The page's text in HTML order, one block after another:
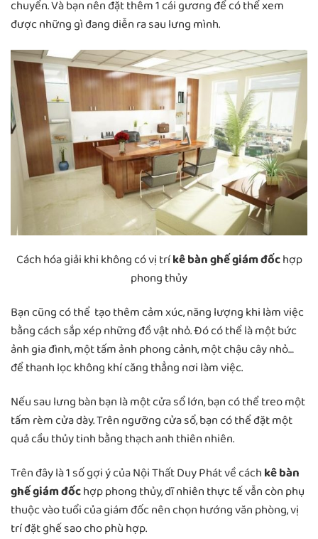
chuyển. Và bạn nên đặt thêm 1 cái gương để có thể xem
được những gì đang diễn ra sau lưng mình.
Cách hóa giải khi không có vị tríkê bàn ghế giám đốchợp
phong thủy
Bạn cũng có thể tạo thêm cảm xúc, năng lượng khi làm việc
bằng cách sắp xép những đồ vật nhỏ. Đó có thể là một bức
ảnh gia đình, một tấm ảnh phong cảnh, một chậu cây nhỏ…
để thanh lọc không khí căng thẳng nơi làm việc.
Nếu sau lưng bàn bạn là một cửa sổ lớn, bạn có thể treo một
tấm rèm cửa dày. Trên ngưỡng cửa sổ, bạn có thể đặt một
quả cầu thủy tinh bằng thạch anh thiên nhiên.
Trên đây là 1 số gợi ý của Nội Thất Duy Phát về cáchkê bàn
ghế giám đốchợp phong thủy, dĩ nhiên thực tế vẫn còn phụ
thuộc vào tuổi của giám đốc nên chọn hướng văn phòng, vị
trí đặt ghế sao cho phù hợp.